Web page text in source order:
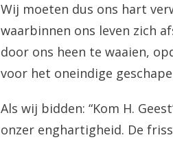
Wij moeten dus ons hart
waarbinnen ons leven zich
door ons heen te waaien,
voor het oneindige
Als wij bidden: “Kom H.
onzer enghartigheid. De